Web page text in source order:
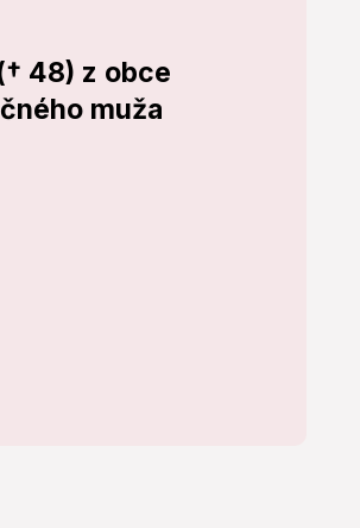
48) z obce
muža